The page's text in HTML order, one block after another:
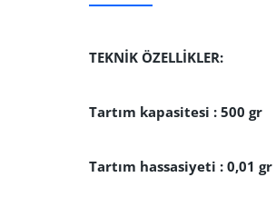
TEKNİK ÖZELLİKLER:
Tartım kapasitesi : 500 gr
Tartım hassasiyeti : 0,01 gr